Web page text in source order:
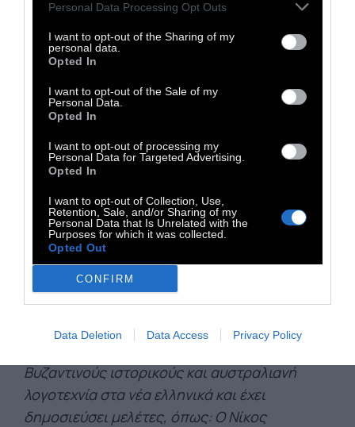
Personal Data Processing Opt Outs
I want to opt-out of the Sharing of my
personal data.
Opted In
I want to opt-out of the Sale of my
Personal Data.
Opted In
I want to opt-out of processing my
Personal Data for Targeted Advertising.
Opted In
I want to opt-out of Collection, Use,
Retention, Sale, and/or Sharing of my
Personal Data that Is Unrelated with the
Purposes for which it was collected.
Opted Out
CONFIRM
Data Deletion Data Access Privacy Policy
τα λόγια της να με καταδικάζουν.
Άσπλαχνο πλάσμα, μου έλεγε πάλι και πάλι,
μισάς τα όμορφα πλάσματα. Κυνηγάς τη ζωή.
Θα το βρεις μπροστά σου. Θα σε χτυπήσει το
χέρι του θεού σα δεν το περιμένεις. Το
γράφω σήμερα, αιώνες μετά, κι ακόμα
ταράζομαι.
Βρασίδας Καραλής - Σφερδούκλια στο
κεφάλι, τα ιστορήματα της Διονυσίας (εκδ.
ΔΩΜΑ). Ο Βρασίδας Καραλής (1960)
γεννήθηκε στην Κρέστενα. Είναι Καθη­γητής
Βυζαντινών και Νεο­ελληνικών Σπουδών στο
Βυζαντινούς ιστορικούς και αυστραλιανή
λογοτεχνία στα νέα ελληνικά και έχει
δημοσιεύσει μελέτες, όπως: Ο Νίκος